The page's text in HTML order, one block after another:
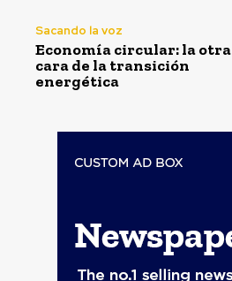
Sacando la voz
Economía circular: la otra
cara de la transición
energética